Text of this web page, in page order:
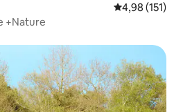
Átlagos
4,98 (151)
+Nature